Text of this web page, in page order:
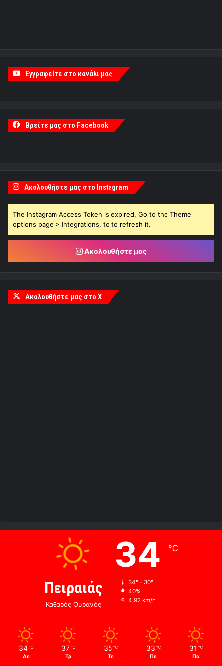
Εγγραφείτε στο κανάλι μας
Βρείτε μας στο Facebook
Ακολουθήστε μας στο Instagram
The Instagram Access Token is expired, Go to the Theme
options page > Integrations, to to refresh it.
Ακολουθήστε μας
Ακολουθήστε μας στο X
Πειραιάς
Καθαρός Ουρανός
34 ℃
34º - 30º
40%
4.92 km/h
34 ℃
Δε
37 ℃
Τρ
35 ℃
Τε
33 ℃
Πε
31 ℃
Πα